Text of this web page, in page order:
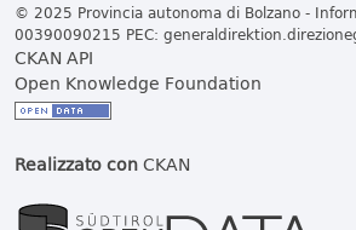
© 2025 Provincia autonoma di Bolzano -
00390090215 PEC:
CKAN API
Open Knowledge Foundation
Realizzato conCKAN